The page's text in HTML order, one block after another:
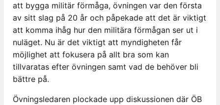
att bygga militär förmåga, övningen var den första
av sitt slag på 20 år och påpekade att det är viktigt
att komma ihåg hur den militära förmågan ser ut i
nuläget. Nu är det viktigt att myndigheten får
möjlighet att fokusera på allt bra som kan
tillvaratas efter övningen samt vad de behöver bli
bättre på.
Övningsledaren plockade upp diskussionen där ÖB